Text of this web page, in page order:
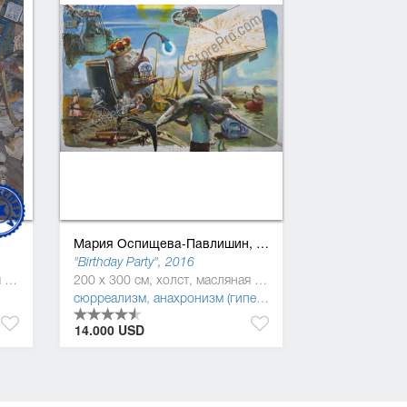
200 x 151 см, холст, масляная краска
Мария Оспищева-Павлишин, 1994
"Birthday Party", 2016
200 x 300 см, холст, масляная краска
сюрреализм, анахронизм (гиперманьеризм)
14.000 USD